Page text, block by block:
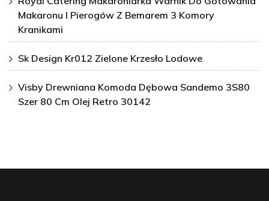
Makaronu I Pierogów Z Bemarem 3 Komory
Kranikami
Sk Design Kr012 Zielone Krzesło Lodowe
Visby Drewniana Komoda Dębowa Sandemo 3S80
Szer 80 Cm Olej Retro 30142